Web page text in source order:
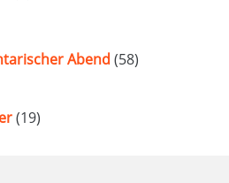
Abend (58)
(19)